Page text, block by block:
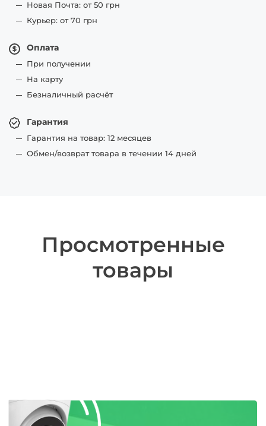
Новая Почта: от 50 грн
Курьер: от 70 грн
Оплата
При получении
На карту
Безналичный расчёт
Гарантия
Гарантия на товар: 12 месяцев
Обмен/возврат товара в течении 14 дней
Просмотренные
товары